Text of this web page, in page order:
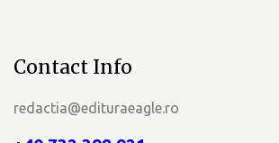
Contact Info
redactia@edituraeagle.ro